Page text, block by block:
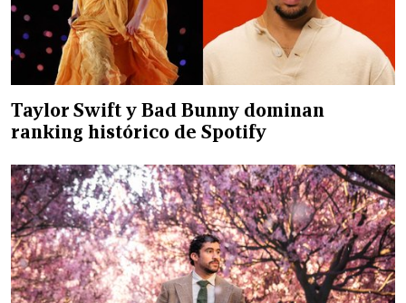
Taylor Swift y Bad Bunny dominan
ranking histórico de Spotify